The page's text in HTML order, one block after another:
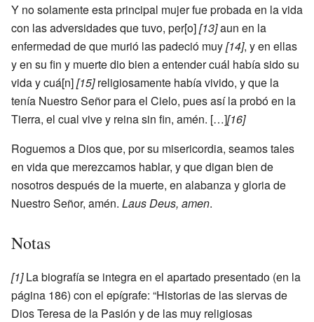
Y no solamente esta principal mujer fue probada en la vida
con las adversidades que tuvo, per[o][13]aun en la
enfermedad de que murió las padeció muy[14], y en ellas
y en su fin y muerte dio bien a entender cuál había sido su
vida y cuá[n][15]religiosamente había vivido, y que la
tenía Nuestro Señor para el Cielo, pues así la probó en la
Tierra, el cual vive y reina sin fin, amén. […][16]
Roguemos a Dios que, por su misericordia, seamos tales
en vida que merezcamos hablar, y que digan bien de
nosotros después de la muerte, en alabanza y gloria de
Nuestro Señor, amén. Laus Deus, amen.
Notas
[1]La biografía se integra en el apartado presentado (en la
página 186) con el epígrafe: “Historias de las siervas de
Dios Teresa de la Pasión y de las muy religiosas